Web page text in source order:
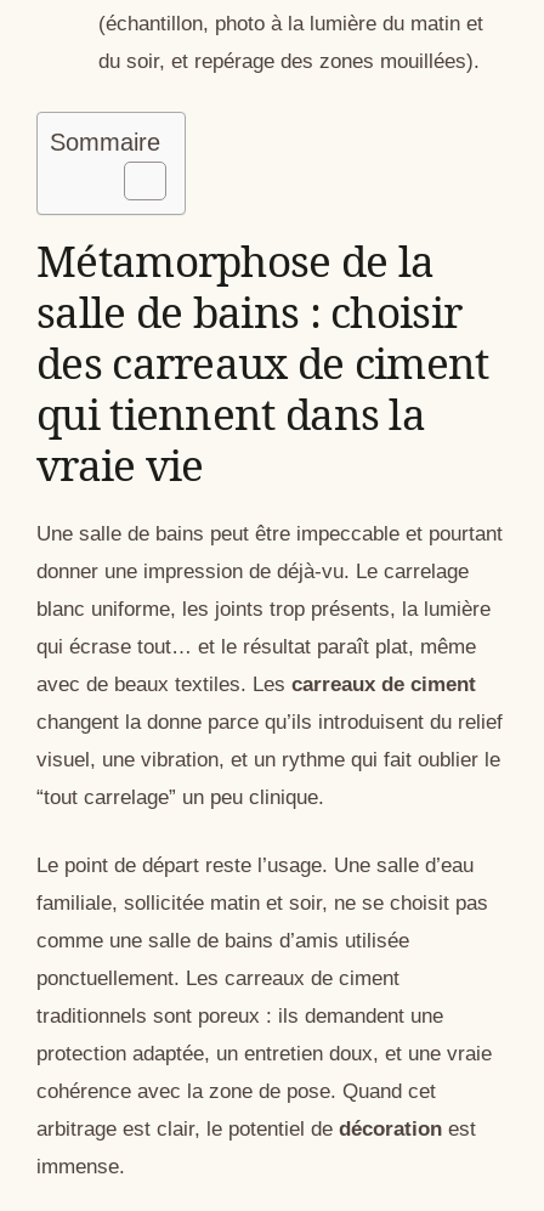
(échantillon, photo à la lumière du matin et
du soir, et repérage des zones mouillées).
Sommaire
Métamorphose de la
salle de bains : choisir
des carreaux de ciment
qui tiennent dans la
vraie vie
Une salle de bains peut être impeccable et pourtant
donner une impression de déjà-vu. Le carrelage
blanc uniforme, les joints trop présents, la lumière
qui écrase tout… et le résultat paraît plat, même
avec de beaux textiles. Les carreaux de ciment
changent la donne parce qu’ils introduisent du relief
visuel, une vibration, et un rythme qui fait oublier le
“tout carrelage” un peu clinique.
Le point de départ reste l’usage. Une salle d’eau
familiale, sollicitée matin et soir, ne se choisit pas
comme une salle de bains d’amis utilisée
ponctuellement. Les carreaux de ciment
traditionnels sont poreux : ils demandent une
protection adaptée, un entretien doux, et une vraie
cohérence avec la zone de pose. Quand cet
arbitrage est clair, le potentiel de décoration est
immense.